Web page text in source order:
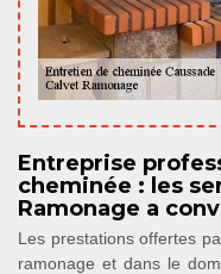
Entreprise
cheminée : les
Ramonage a
Les prestations offertes
ramonage et dans le